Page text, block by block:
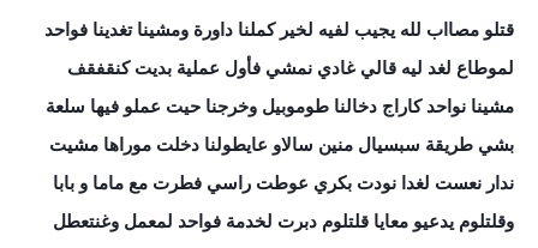
قتلو مصااب لله يجيب لفيه لخير كملنا داورة ومشينا تغدينا فواحد
لموطاع لغد ليه قالي غادي نمشي فأول عملية بديت كنقفقف
مشينا نواحد كاراج دخالنا طوموبيل وخرجنا حيت عملو فيها سلعة
بشي طريقة سبسيال منين سالاو عايطولنا دخلت موراها مشيت
ندار نعست لغدا نودت بكري عوطت راسي فطرت مع ماما و بابا
وقلتلوم يدعيو معايا قلتلوم دبرت لخدمة فواحد لمعمل وغنتعطل